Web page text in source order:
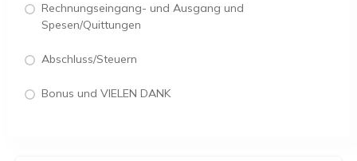
Rechnungseingang- und Ausgang und
Spesen/Quittungen
Abschluss/Steuern
Bonus und VIELEN DANK